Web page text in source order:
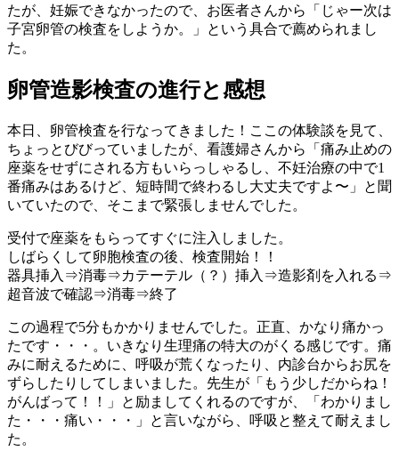
たが、妊娠できなかったので、お医者さんから「じゃー次は
子宮卵管の検査をしようか。」という具合で薦められまし
た。
卵管造影検査の進行と感想
本日、卵管検査を行なってきました！ここの体験談を見て、
ちょっとびびっていましたが、看護婦さんから「痛み止めの
座薬をせずにされる方もいらっしゃるし、不妊治療の中で1
番痛みはあるけど、短時間で終わるし大丈夫ですよ〜」と聞
いていたので、そこまで緊張しませんでした。
受付で座薬をもらってすぐに注入しました。
しばらくして卵胞検査の後、検査開始！！
器具挿入⇒消毒⇒カテーテル（？）挿入⇒造影剤を入れる⇒
超音波で確認⇒消毒⇒終了
この過程で5分もかかりませんでした。正直、かなり痛かっ
たです・・・。いきなり生理痛の特大のがくる感じです。痛
みに耐えるために、呼吸が荒くなったり、内診台からお尻を
ずらしたりしてしまいました。先生が「もう少しだからね！
がんばって！！」と励ましてくれるのですが、「わかりまし
た・・・痛い・・・」と言いながら、呼吸と整えて耐えまし
た。